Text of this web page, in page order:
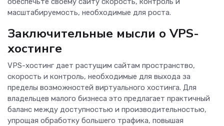
масштабируемость, необходимые для роста.
Заключительные мысли о VPS-
хостинге
VPS-хостинг дает растущим сайтам пространство,
скорость и контроль, необходимые для выхода за
пределы возможностей виртуального хостинга. Для
владельцев малого бизнеса это предлагает практичный
баланс между доступностью и производительностью,
упрощая обработку большего трафика, повышая